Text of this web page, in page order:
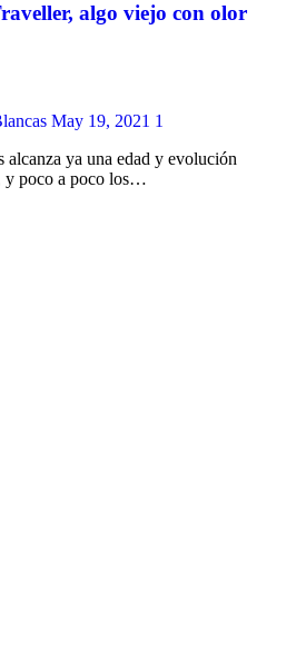
algo viejo con olor
May 19, 2021 1
ya una edad y evolución
y poco a poco los…